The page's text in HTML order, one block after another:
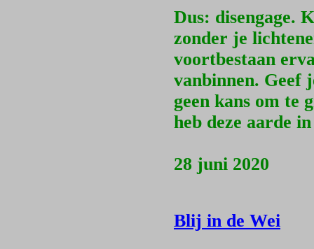
Dus: disengage.
zonder je
voortbestaan
vanbinnen. Geef
geen kans om te
heb deze aarde
28 juni 2020
Blij in de Wei